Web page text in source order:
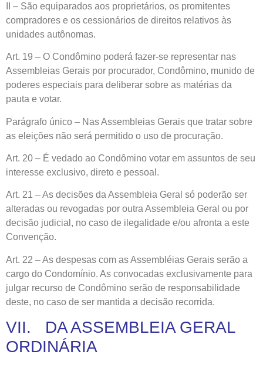
II – São equiparados aos proprietários, os promitentes
compradores e os cessionários de direitos relativos às
unidades autônomas.
Art. 19 – O Condômino poderá fazer-se representar nas
Assembleias Gerais por procurador, Condômino, munido de
poderes especiais para deliberar sobre as matérias da
pauta e votar.
Parágrafo único – Nas Assembleias Gerais que tratar sobre
as eleições não será permitido o uso de procuração.
Art. 20 – É vedado ao Condômino votar em assuntos de seu
interesse exclusivo, direto e pessoal.
Art. 21 – As decisões da Assembleia Geral só poderão ser
alteradas ou revogadas por outra Assembleia Geral ou por
decisão judicial, no caso de ilegalidade e/ou afronta a este
Convenção.
Art. 22 – As despesas com as Assembléias Gerais serão a
cargo do Condomínio. As convocadas exclusivamente para
julgar recurso de Condômino serão de responsabilidade
deste, no caso de ser mantida a decisão recorrida.
VII. DA ASSEMBLEIA GERAL
ORDINÁRIA